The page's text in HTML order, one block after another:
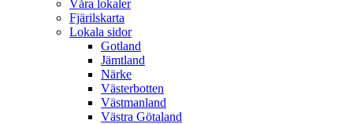
Våra lokaler
Fjärilskarta
Lokala sidor
Gotland
Jämtland
Närke
Västerbotten
Västmanland
Västra Götaland